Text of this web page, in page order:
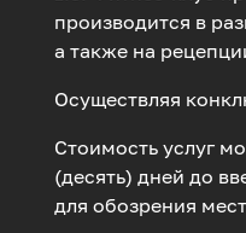
производится в
а также на
Осуществляя
Стоимость услуг
(десять) дней до
для обозрения